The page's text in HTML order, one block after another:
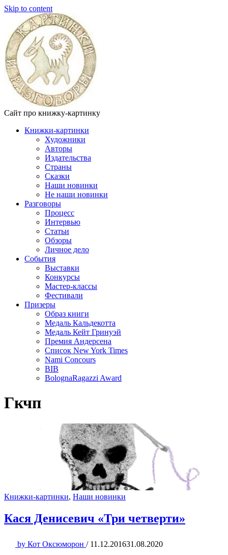
Skip to content
Сайт про книжку-картинку
Книжки-картинки
Художники
Авторы
Издательства
Страны
Сказки
Наши новинки
Не наши новинки
Разговоры
Процесс
Интервью
Статьи
Обзоры
Личное дело
События
Выставки
Конкурсы
Мастер-классы
Фестивали
Призеры
Образ книги
Медаль Кальдекотта
Медаль Кейт Гринуэй
Премия Андерсена
Список New York Times
Nami Concours
BIB
BolognaRagazzi Award
Гкчп
Книжки-картинки, Наши новинки
Кася Денисевич «Три четверти»
by Кот Оксюморон / 11.12.201631.08.2020